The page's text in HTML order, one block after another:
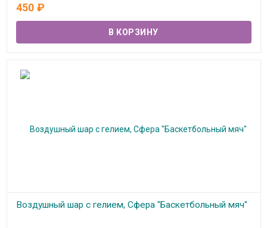
В наличии
450 ₽
Воздушный шар с гелием, Сфера "Баскетбольный мяч"